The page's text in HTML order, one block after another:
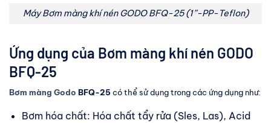
Máy Bơm màng khí nén GODO BFQ-25 (1”-PP-Teflon)
Ứng dụng của Bơm màng khí nén GODO
BFQ-25
Bơm màng Godo BFQ-25 có thể sử dụng trong các ứng dụng như:
Bơm hóa chất: Hóa chất tẩy rửa (Sles, Las), Acid